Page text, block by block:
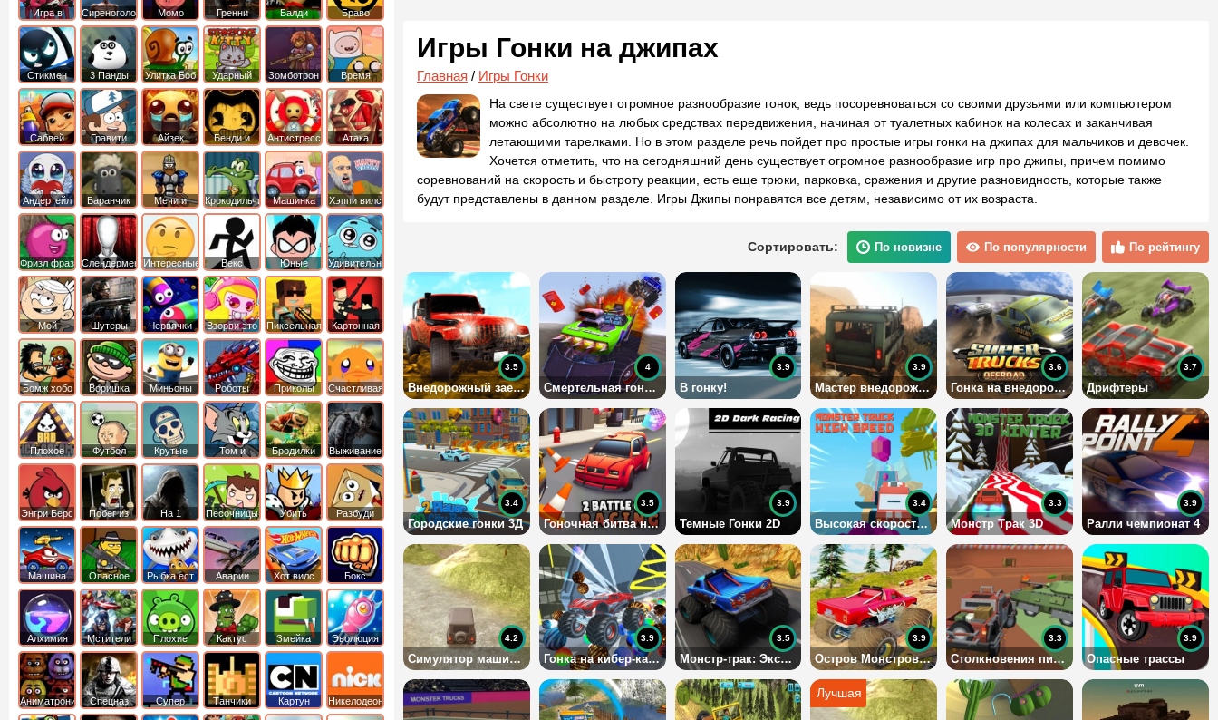
Игры Гонки на джипах
Главная / Игры Гонки
На свете существует огромное разнообразие гонок, ведь посоревноваться со своими друзьями или компьютером
можно абсолютно на любых средствах передвижения, начиная от туалетных кабинок на колесах и заканчивая
летающими тарелками. Но в этом разделе речь пойдет про простые игры гонки на джипах для мальчиков и девочек.
Хочется отметить, что на сегодняшний день существует огромное разнообразие игр про джипы, причем помимо
соревнований на скорость и быстроту реакции, есть еще трюки, парковка, сражения и другие разновидность, которые также
будут представлены в данном разделе. Игры Джипы понравятся все детям, независимо от их возраста.
Сортировать: По новизне По популярности По рейтингу
Внедорожный заезд
3.5
Смертельная гоночная арена
4
В гонку!
3.9
Мастер внедорожья
3.9
Гонка на внедорожниках
3.6
Дрифтеры
3.7
Городские гонки 3Д
3.4
Гоночная битва на двоих
3.5
Темные Гонки 2D
3.9
Высокая скорость Грузовика-Монстра
3.4
Монстр Трак 3D
3.3
Ралли чемпионат 4
3.9
Симулятор машины 3д
4.2
Гонка на кибер-карах
3.9
Монстр-трак: Экстремальные Гонки
3.5
Остров Монстров Бездорожья
3.9
Столкновения пиксельных машин
3.3
Опасные трассы
3.9
Игра в
Кальмара
Сиреноголовый Момо Гренни Балди
Браво
Старс
Стикмен 3 Панды Улитка Боб
Ударный
отряд котят
Зомботрон
Время
Приключений
Сабвей
Серф
Гравити
Фолз
Айзек
Бенди и
Чернильная
машина
Антистресс
Атака
Титанов
Андертейл
Баранчик
Шон
Мечи и
Сандали
Крокодильчик
Свомпи
Машинка
Вилли
Хэппи вилс
Фризл фраз Слендермен Интересные Векс
Юные
титаны
вперед
Удивительный
мир
Гамбола
Мой
шумный
дом
Шутеры Червячки Взорви это
Пиксельная
война
Картонная
башка
Бомж хобо
Воришка
боб
Миньоны
Роботы
динозавры
Приколы
Счастливая
обезьянка
Плохое
мороженое
Футбол
головами
Крутые
Том и
джерри
Бродилки
Приключения
Выживание
Энгри Берс
Побег из
тюрьмы
На 1 Песочницы
Убить
короля
Разбуди
коробку
Машина
ест
машину
Опасное
оружие
Рыбка ест
рыбку
Аварии
машин
Хот вилс Бокс
Алхимия Мстители
Плохие
свинки
Кактус
маккой
Змейка Эволюция
Аниматроники Спецназ
Супер
бойцы
Танчики
Картун
нетворк
Никелодеон